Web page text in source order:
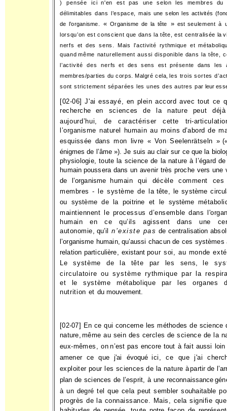
) pensée ici
n'en est pas une selon les membres du
délimitables dans l’espace, mais une selon les activités
de l’organisme.
« Organisme de la tête » est seulement à
lorsqu’on est conscient que dans la tête, est centralisée la
nerfs et des sens. Mais l’activité rythmique et
quand même naturellement aussi disponible dans la tête,
l’activité des nerfs
et des sens est présente dans les
membres/parties du corps. Malgré cela, les trois sortes
sont strictement séparées les unes des autres par leur
[02-06] J'ai essayé, en plein accord avec tout ce
recherche
en sciences de la nature peut
aujourd’hui, de caractéri­ser cette tri-
l’organisme naturel humain au moins d’abord de
esquissée dans mon livre « Von Seelenrätseln »
énigmes de l’âme »). Je suis au clair sur ce que la
physiologie, toute la science de la nature à l’égard de
humain poussera dans un avenir très proche vers une
de l’organisme
humain qui décèle comment
membres - le système de la tête, le système
ou système de la poitrine et le système
maintiennent le processus d’ensemble dans l'orga­
humain en ce qu’ils agissent dans une
autonomie, qu’il n’existe pas de centralisation
l’organisme humain, qu’aussi chacun de ces systèmes
relation particulière, existant pour soi, au monde
Le système de la tête par les sens,
le
circulatoire ou système rythmique par la
et le système métabolique par les organes
nutrition et du mouvement.
[02-07] En ce qui concerne les méthodes de science
nature, même au sein des cercles de science de la
eux-mêmes, on n’est pas encore tout à fait aussi loin
amener ce que j'ai évoqué ici, ce que j'ai
exploiter pour les sciences de la nature àpartir de
plan de sciences de l’esprit, à une reconnaissance
à un degré tel que cela peut sembler souhaitable
progrès de la connaissance. Mais, cela signifie